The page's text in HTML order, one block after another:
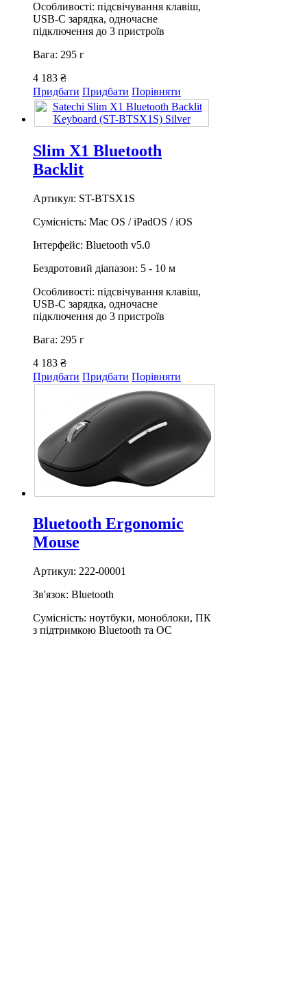
Особливості: підсвічування клавіш,
USB-C зарядка, одночасне
підключення до 3 пристроїв
Вага: 295 г
4 183 ₴
Придбати Придбати Порівняти
Slim X1 Bluetooth
Backlit
Артикул: ST-BTSX1S
Сумісність: Mac OS / iPadOS / iOS
Інтерфейс: Bluetooth v5.0
Бездротовий діапазон: 5 - 10 м
Особливості: підсвічування клавіш,
USB-C зарядка, одночасне
підключення до 3 пристроїв
Вага: 295 г
4 183 ₴
Придбати Придбати Порівняти
Bluetooth Ergonomic
Mouse
Артикул: 222-00001
Зв'язок: Bluetooth
Сумісність: ноутбуки, моноблоки, ПК
з підтримкою Bluetooth та OC